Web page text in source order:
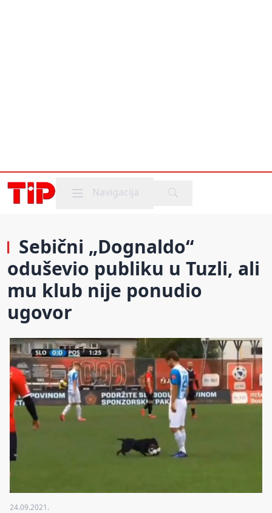
Mobile menu
Navigacija
Sebični „Dognaldo“
oduševio publiku u Tuzli, ali
mu klub nije ponudio
ugovor
24.09.2021.